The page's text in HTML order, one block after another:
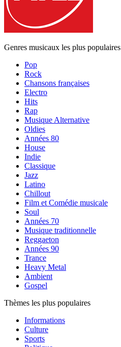
Genres musicaux les plus populaires
Pop
Rock
Chansons françaises
Electro
Hits
Rap
Musique Alternative
Oldies
Années 80
House
Indie
Classique
Jazz
Latino
Chillout
Film et Comédie musicale
Soul
Années 70
Musique traditionnelle
Reggaeton
Années 90
Trance
Heavy Metal
Ambient
Gospel
Thèmes les plus populaires
Informations
Culture
Sports